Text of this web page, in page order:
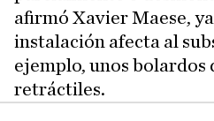
afirmó Xavier Maese,
instalación afecta al
ejemplo, unos bolardos
retráctiles.